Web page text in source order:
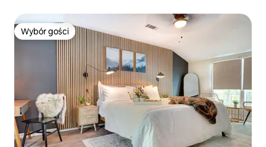
Wybór gości
Wybór gości